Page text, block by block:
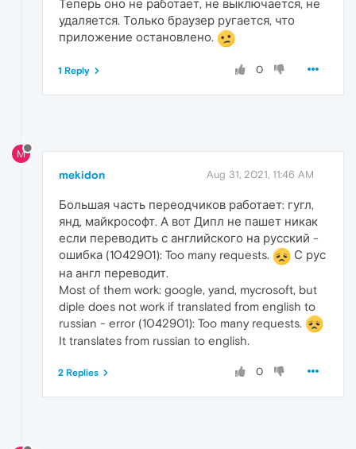
Теперь оно не работает, не выключается, не
удаляется. Только браузер ругается, что
приложение остановлено.
0
1 Reply
M
mekidon Aug 31, 2021, 11:46 AM
Большая часть переодчиков работает: гугл,
янд, майкрософт. А вот Дипл не пашет никак
если переводить с английского на русский -
ошибка (1042901): Too many requests.
С рус
на англ переводит.
Most of them work: google, yand, mycrosoft, but
diple does not work if translated from english to
russian - error (1042901): Too many requests.
It translates from russian to english.
0
2 Replies